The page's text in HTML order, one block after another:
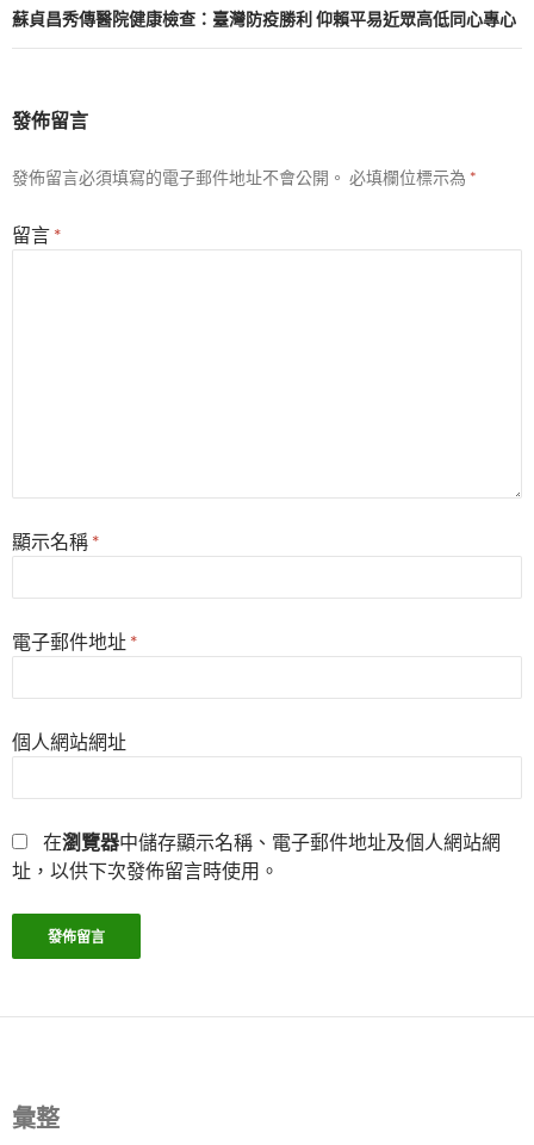
覽
蘇貞昌秀傳醫院健康檢查：臺灣防疫勝利 仰賴平易近眾高低同心專心
發佈留言
發佈留言必須填寫的電子郵件地址不會公開。 必填欄位標示為 *
留言 *
顯示名稱 *
電子郵件地址 *
個人網站網址
在瀏覽器中儲存顯示名稱、電子郵件地址及個人網站網
址，以供下次發佈留言時使用。
彙整